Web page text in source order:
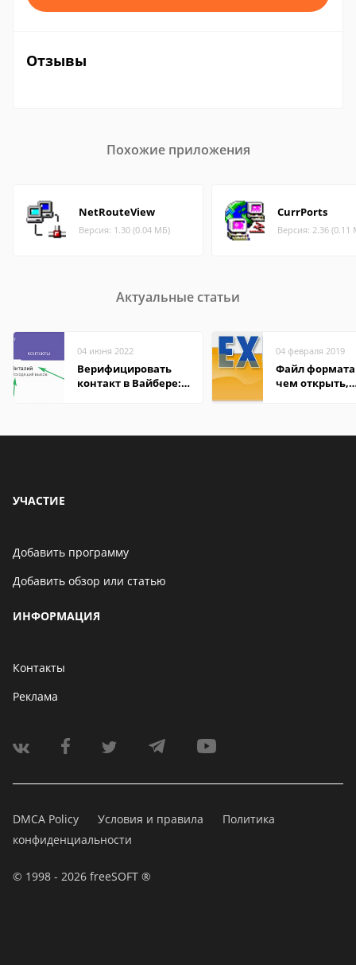
Отзывы
Похожие приложения
NetRouteView
Версия: 1.30 (0.04 МБ)
CurrPorts
Версия: 2.36 (0.11
Актуальные статьи
04 июня 2022
Верифицировать
контакт в Вайбере:
04 февраля 2019
Файл
чем открыть,
УЧАСТИЕ
Добавить программу
Добавить обзор или статью
ИНФОРМАЦИЯ
Контакты
Реклама
DMCA Policy Условия и правила
Политика
конфиденциальности
© 1998 - 2026 freeSOFT ®